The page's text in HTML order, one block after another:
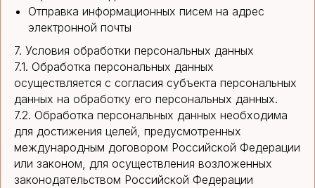
Отправка информационных писем на адрес
электронной почты
7. Условия обработки персональных данных
7.1. Обработка персональных данных
осуществляется с согласия субъекта персональных
данных на обработку его персональных данных.
7.2. Обработка персональных данных необходима
для достижения целей, предусмотренных
международным договором Российской Федерации
или законом, для осуществления возложенных
законодательством Российской Федерации